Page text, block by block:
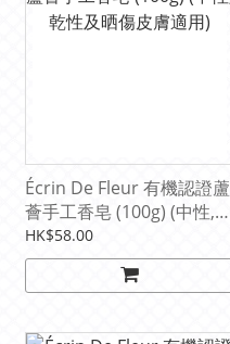
Écrin De Fleur 有機認證蘆
薈手工香皂 (100g) (中性,乾
性及晒傷皮膚適用)
HK$58.00